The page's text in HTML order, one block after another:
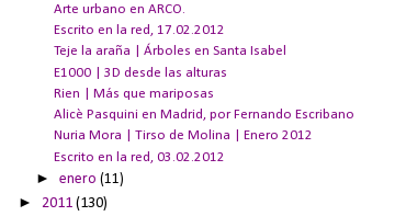
Arte urbano en ARCO.
Escrito en la red, 17.02.2012
Teje la araña | Árboles en Santa Isabel
E1000 | 3D desde las alturas
Rien | Más que mariposas
Alicè Pasquini en Madrid, por Fernando Escribano
Nuria Mora | Tirso de Molina | Enero 2012
Escrito en la red, 03.02.2012
►enero(11)
► 2011 (130)